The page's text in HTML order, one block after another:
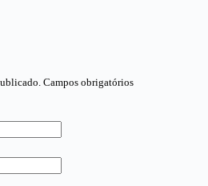
Campos obrigatórios